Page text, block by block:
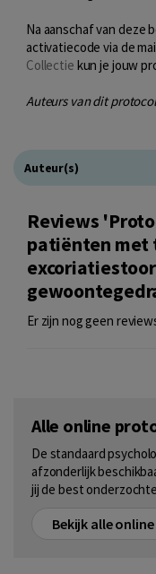
Na aanschaf van deze
activatiecode via de
Collectie kun je jouw
Auteurs van dit
Auteur(s)
Reviews
patiënten met
Er zijn nog geen
Alle online
De standaard
afzonderlijk
jij de best
Bekijk alle